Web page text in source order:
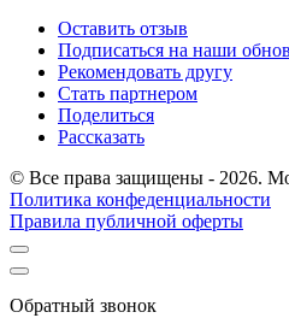
Оставить отзыв
Подписаться на наши
Рекомендовать другу
Стать партнером
Поделиться
Рассказать
© Все права защищены - 2026.
Политика конфеденциальности
Правила публичной оферты
Обратный звонок